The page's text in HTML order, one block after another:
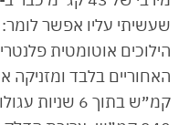
הילוכים אוטומטית
קמ״ש בתוך 6